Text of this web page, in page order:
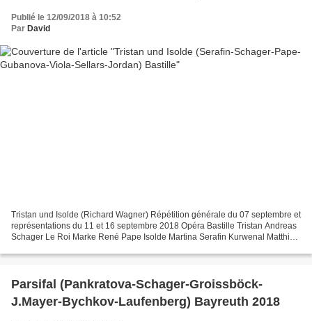
Publié le 12/09/2018 à 10:52
Par David
Tristan und Isolde (Richard Wagner) Répétition générale du 07 septembre et
représentations du 11 et 16 septembre 2018 Opéra Bastille Tristan Andreas
Schager Le Roi Marke René Pape Isolde Martina Serafin Kurwenal Matthias
Parsifal (Pankratova-Schager-Groissböck-
J.Mayer-Bychkov-Laufenberg) Bayreuth 2018